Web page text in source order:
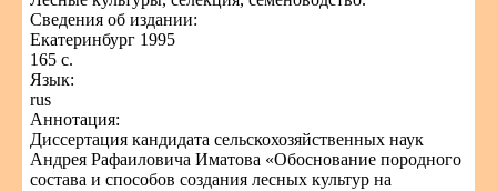
Сведения об издании:
Екатеринбург 1995
165 с.
Язык:
rus
Аннотация:
Диссертация кандидата сельскохозяйственных наук
Андрея Рафаиловича Иматова «Обоснование породного
состава и способов создания лесных культур на